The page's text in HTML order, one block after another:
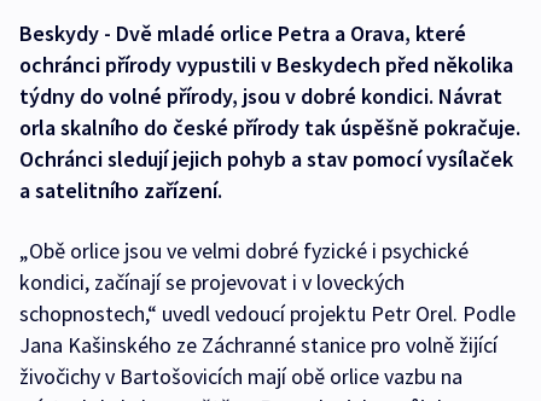
Beskydy - Dvě mladé orlice Petra a Orava, které
ochránci přírody vypustili v Beskydech před několika
týdny do volné přírody, jsou v dobré kondici. Návrat
orla skalního do české přírody tak úspěšně pokračuje.
Ochránci sledují jejich pohyb a stav pomocí vysílaček
a satelitního zařízení.
„Obě orlice jsou ve velmi dobré fyzické i psychické
kondici, začínají se projevovat i v loveckých
schopnostech,“ uvedl vedoucí projektu Petr Orel. Podle
Jana Kašinského ze Záchranné stanice pro volně žijící
živočichy v Bartošovicích mají obě orlice vazbu na